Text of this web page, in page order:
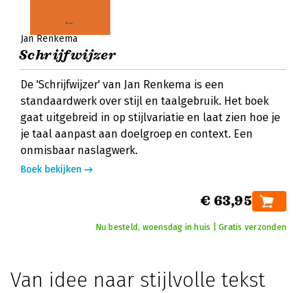
Jan Renkema
Schrijfwijzer
De 'Schrijfwijzer' van Jan Renkema is een
standaardwerk over stijl en taalgebruik. Het boek
gaat uitgebreid in op stijlvariatie en laat zien hoe je
je taal aanpast aan doelgroep en context. Een
onmisbaar naslagwerk.
Boek bekijken
€ 63,95
Nu besteld, woensdag in huis | Gratis verzonden
Van idee naar stijlvolle tekst